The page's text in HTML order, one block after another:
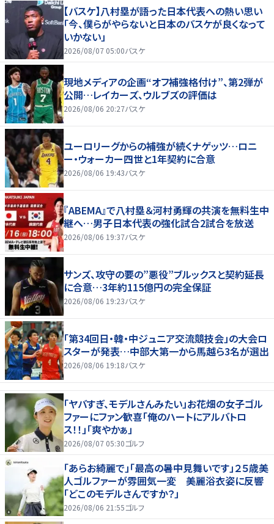
【バスケ】八村塁が語った日本代表への熱い思い
「今、僕らがやらないと日本のバスケが良くなって
いかない」
2026/08/07 05:00バスケ
現地メディアの企画“オフ補強格付け”、第2弾が
公開…レイカーズ、ウルブズの評価は
2026/08/06 20:27バスケ
ユーロリーグからの補強が続くナゲッツ…ロニ
ー・ウォーカー四世と1年契約に合意
2026/08/06 19:43バスケ
『ABEMA』で八村塁＆河村勇輝の共演を無料生中
継へ…男子日本代表の強化試合2試合を放送
2026/08/06 19:37バスケ
サンズ、攻守の要の”悪役”ブルックスと契約延長
に合意…3年約115億円の完全保証
2026/08/06 19:23バスケ
「第34回日・韓・中ジュニア交流競技会」の大会ロ
スターが発表…中部大第一から馬越ら3名が選出
2026/08/06 19:18バスケ
「ヤバすぎ、モデルさんみたい」お花畑の女子ゴル
ファーにファン歓喜「俺のハートにアルバトロ
ス！！」「爽やかぁ」
2026/08/07 05:30ゴルフ
「あらお綺麗で」「最高の暑中見舞いです」２５歳美
人ゴルファーが雰囲気一変 美麗浴衣姿に反響
「どこのモデルさんですか？」
2026/08/06 21:55ゴルフ